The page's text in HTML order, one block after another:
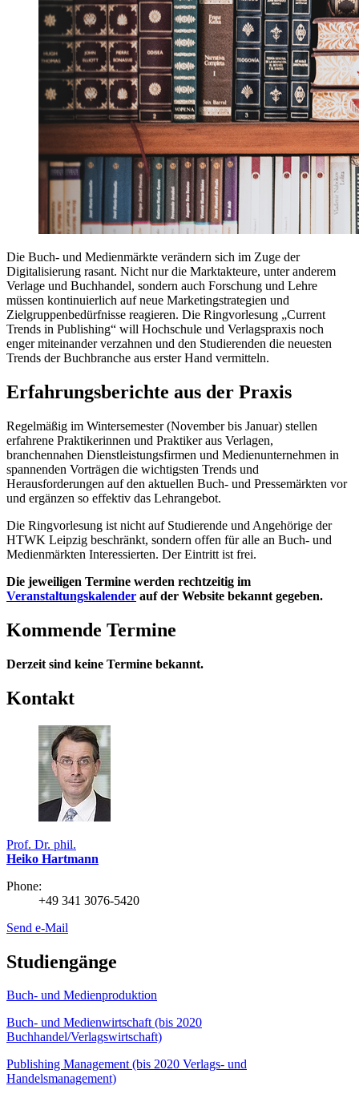
Die Buch- und Medienmärkte verändern sich im Zuge der
Digitalisierung rasant. Nicht nur die Marktakteure, unter anderem
Verlage und Buchhandel, sondern auch Forschung und Lehre
müssen kontinuierlich auf neue Marketingstrategien und
Zielgruppenbedürfnisse reagieren. Die Ringvorlesung „Current
Trends in Publishing“ will Hochschule und Verlagspraxis noch
enger miteinander verzahnen und den Studierenden die neuesten
Trends der Buchbranche aus erster Hand vermitteln.
Erfahrungsberichte aus der Praxis
Regelmäßig im Wintersemester (November bis Januar) stellen
erfahrene Praktikerinnen und Praktiker aus Verlagen,
branchennahen Dienstleistungsfirmen und Medienunternehmen in
spannenden Vorträgen die wichtigsten Trends und
Herausforderungen auf den aktuellen Buch- und Pressemärkten vor
und ergänzen so effektiv das Lehrangebot.
Die Ringvorlesung ist nicht auf Studierende und Angehörige der
HTWK Leipzig beschränkt, sondern offen für alle an Buch- und
Medienmärkten Interessierten. Der Eintritt ist frei.
Die jeweiligen Termine werden rechtzeitig im
Veranstaltungskalender auf der Website bekannt gegeben.
Kommende Termine
Derzeit sind keine Termine bekannt.
Kontakt
Prof. Dr. phil.
Heiko Hartmann
Phone:
+49 341 3076-5420
Send e-Mail
Studiengänge
Buch- und Medienproduktion
Buch- und Medienwirtschaft (bis 2020
Buchhandel/Verlagswirtschaft)
Publishing Management (bis 2020 Verlags- und
Handelsmanagement)